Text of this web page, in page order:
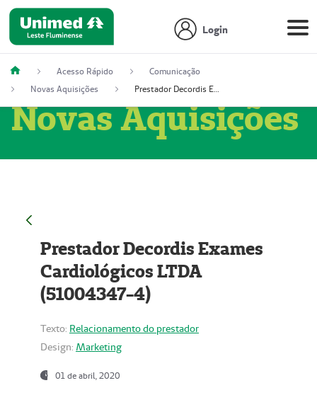
Login
Acesso Rápido
Comunicação
Novas Aquisições
Prestador Decordis Exames Cardiológicos LTDA (51004347-4)
Novas Aquisições
Prestador Decordis Exames
Cardiológicos LTDA
(51004347-4)
Texto: Relacionamento do prestador
Design: Marketing
01 de abril, 2020